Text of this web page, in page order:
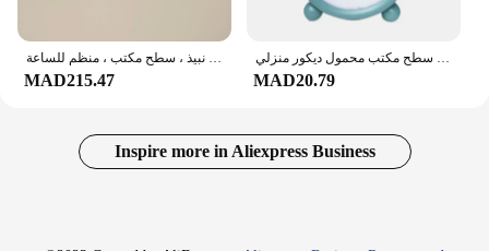
ديكور خزانة تلفزيون إبداعي ، غرفة معيشة منزلية ، مدخل غرفة نوم ، خزانة نبيذ ، سطح مكتب ، منظم للساعة
MAD215.47
ديكور صغير معدني صغير إبداعي أزرق كوارتز دائري سطح مكتب محمول ديكور منزلي
MAD20.79
Inspire more in Aliexpress Business